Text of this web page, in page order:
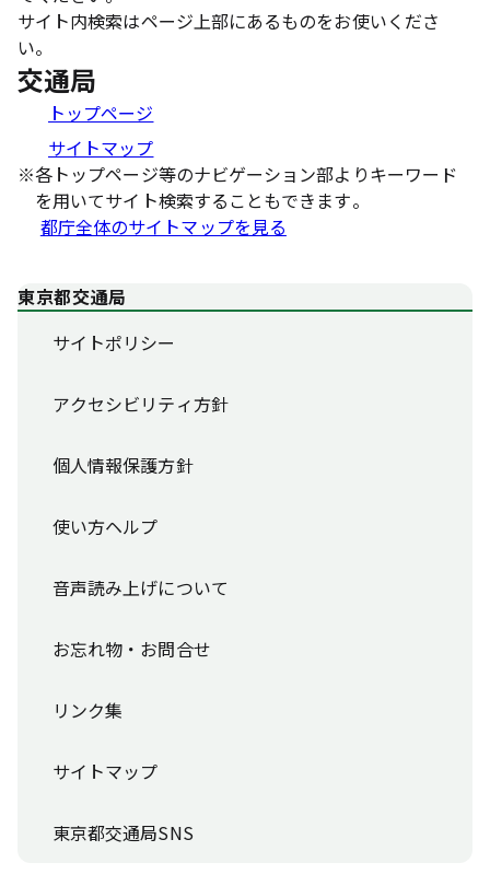
サイト内検索はページ上部にあるものをお使いくださ
い。
交通局
トップページ
サイトマップ
※各トップページ等のナビゲーション部よりキーワード
を用いてサイト検索することもできます。
都庁全体のサイトマップを見る
東京都交通局
サイトポリシー
アクセシビリティ方針
個人情報保護方針
使い方ヘルプ
音声読み上げについて
お忘れ物・お問合せ
リンク集
サイトマップ
東京都交通局SNS